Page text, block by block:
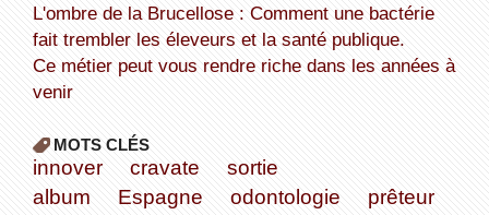
L'ombre de la Brucellose : Comment une bactérie
fait trembler les éleveurs et la santé publique.
Ce métier peut vous rendre riche dans les années à
venir
MOTS CLÉS
innover cravate
sortie
album
Espagne odontologie
prêteur